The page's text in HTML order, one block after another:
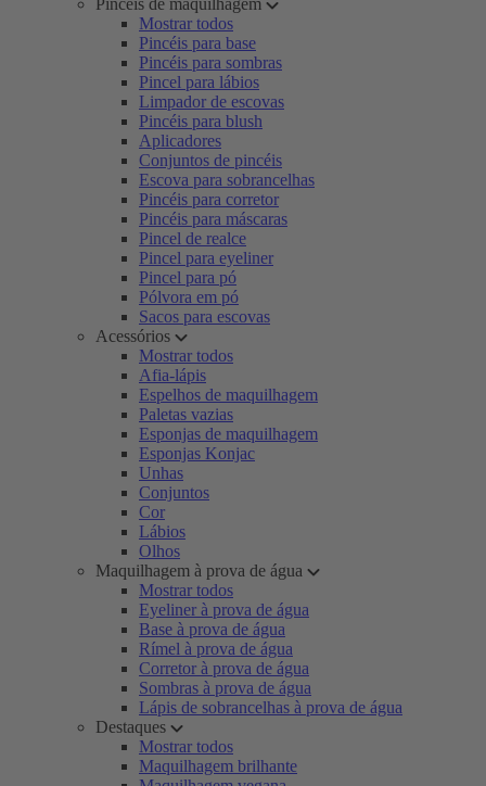
Pincéis de maquilhagem
Mostrar todos
Pincéis para base
Pincéis para sombras
Pincel para lábios
Limpador de escovas
Pincéis para blush
Aplicadores
Conjuntos de pincéis
Escova para sobrancelhas
Pincéis para corretor
Pincéis para máscaras
Pincel de realce
Pincel para eyeliner
Pincel para pó
Pólvora em pó
Sacos para escovas
Acessórios
Mostrar todos
Afia-lápis
Espelhos de maquilhagem
Paletas vazias
Esponjas de maquilhagem
Esponjas Konjac
Unhas
Conjuntos
Cor
Lábios
Olhos
Maquilhagem à prova de água
Mostrar todos
Eyeliner à prova de água
Base à prova de água
Rímel à prova de água
Corretor à prova de água
Sombras à prova de água
Lápis de sobrancelhas à prova de água
Destaques
Mostrar todos
Maquilhagem brilhante